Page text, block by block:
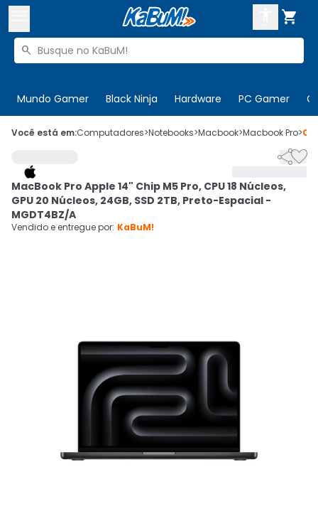

Buscar produtos

Mundo Gamer Black Ninja Hardware PC Gamer
 Olá. Acesse sua conta

Cupons
Mais Vendidos
CADASTRE-SE
Você está em:Computadores>Notebooks>Macbook>Macbook Pro>

MacBook Pro Apple 14" Chip M5 Pro, CPU 18 Núcleos,
GPU 20 Núcleos, 24GB, SSD 2TB, Preto-Espacial -
MGDT4BZ/A
Vendido e entregue por: KaBuM!